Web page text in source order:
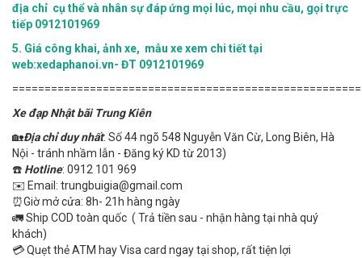
địa chỉ cụ thể và nhân sự đáp ứng mọi lúc, mọi nhu cầu, gọi trực
tiếp 0912101969
5. Giá công khai, ảnh xe, mẫu xe xem chi tiết tại
web:xedaphanoi.vn- ĐT 0912101969
Xe đạp Nhật bãi Trung Kiên
🏡Địa chỉ duy nhất: Số 44 ngõ 548 Nguyễn Văn Cừ, Long Biên, Hà
Nội - tránh nhầm lẫn - Đăng ký KD từ 2013)
☎️ Hotline: 0912 101 969
✉️ Email: trungbuigia@gmail.com
⏰Giờ mở cửa: 8h- 21h hàng ngày
🚛 Ship COD toàn quốc ( Trả tiền sau - nhận hàng tại nhà quý
khách)
💳 Quẹt thẻ ATM hay Visa card ngay tại shop, rất tiện lợi